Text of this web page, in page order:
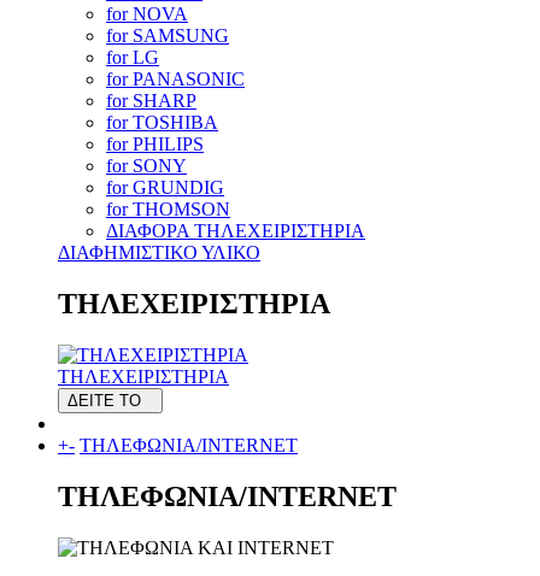
for NOVA
for SAMSUNG
for LG
for PANASONIC
for SHARP
for TOSHIBA
for PHILIPS
for SONY
for GRUNDIG
for THOMSON
ΔΙΑΦΟΡΑ ΤΗΛΕΧΕΙΡΙΣΤΗΡΙΑ
ΔΙΑΦΗΜΙΣΤΙΚΟ ΥΛΙΚΟ
ΤΗΛΕΧΕΙΡΙΣΤΗΡΙΑ
ΤΗΛΕΧΕΙΡΙΣΤΗΡΙΑ
ΔΕΙΤΕ ΤΟ
+- ΤΗΛΕΦΩΝΙΑ/INTERNET
ΤΗΛΕΦΩΝΙΑ/INTERNET